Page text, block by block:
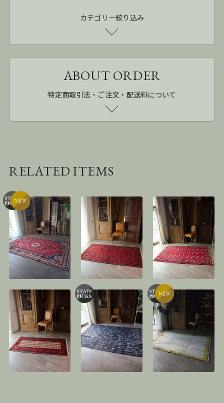
カテゴリー絞り込み
ABOUT ORDER
特定商取引法・ご注文・配送料について
RELATED ITEMS